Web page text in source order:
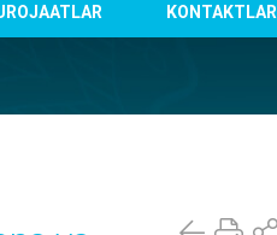
KONTAKTLAR